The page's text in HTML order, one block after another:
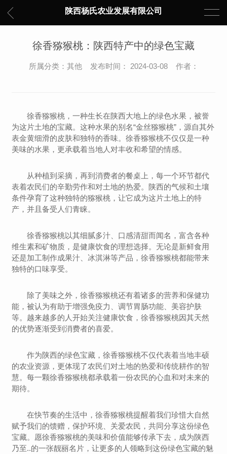
陕西杨氏农业发展有限公司
徐香猕猴桃：陕西特产中的绿色宝藏
所属分类：其他 发布时间： 2024-03-08 作者：
徐香猕猴桃，一种生长在陕西大地上的绿色水果，被誉
为这片土地的宝藏。这种水果的别名“金丝猕猴桃”，源自其外
表金黄细滑的皮肤和独特的香味。徐香猕猴桃不仅仅是一种
美味的水果，更承载着当地人对丰收和希望的情感。
从种植到采摘，再到消费者的餐桌上，每一个环节都代
表着农民们的辛勤劳作和对土地的热爱。陕西的气候和土壤
条件孕育了这种独特的猕猴桃，让它成为这片土地上的特
产，并且备受人们青睐。
徐香猕猴桃以其细腻多汁、口感清甜而闻名，富含各种
维生素和矿物质，是健康饮食的理想选择。无论是新鲜食用
还是加工制作成果汁、冰淇淋等产品，徐香猕猴桃都能带来
独特的口味享受。
除了美味之外，徐香猕猴桃还有着诸多的营养和保健功
能，被认为有助于增强免疫力、调节胃肠功能、美容护肤
等。越来越多的人开始关注健康饮食，徐香猕猴桃因其天然
的优势逐渐受到消费者的喜爱。
作为陕西的绿色宝藏，徐香猕猴桃不仅代表着当地丰硕
的农业资源，更体现了农民们对土地的热爱和传统耕作的智
慧。每一颗徐香猕猴桃都承载着一份农民的心血和对未来的
期待。
在快节奏的生活中，徐香猕猴桃提醒着我们珍惜大自然
赋予我们的馈赠，保护环境、关爱农民，共同分享这份绿色
宝藏。愿徐香猕猴桃的美味和价值能够传承下去，成为陕西
乃至..的一张靓丽名片，让更多的人领略到这份绿色宝藏的魅